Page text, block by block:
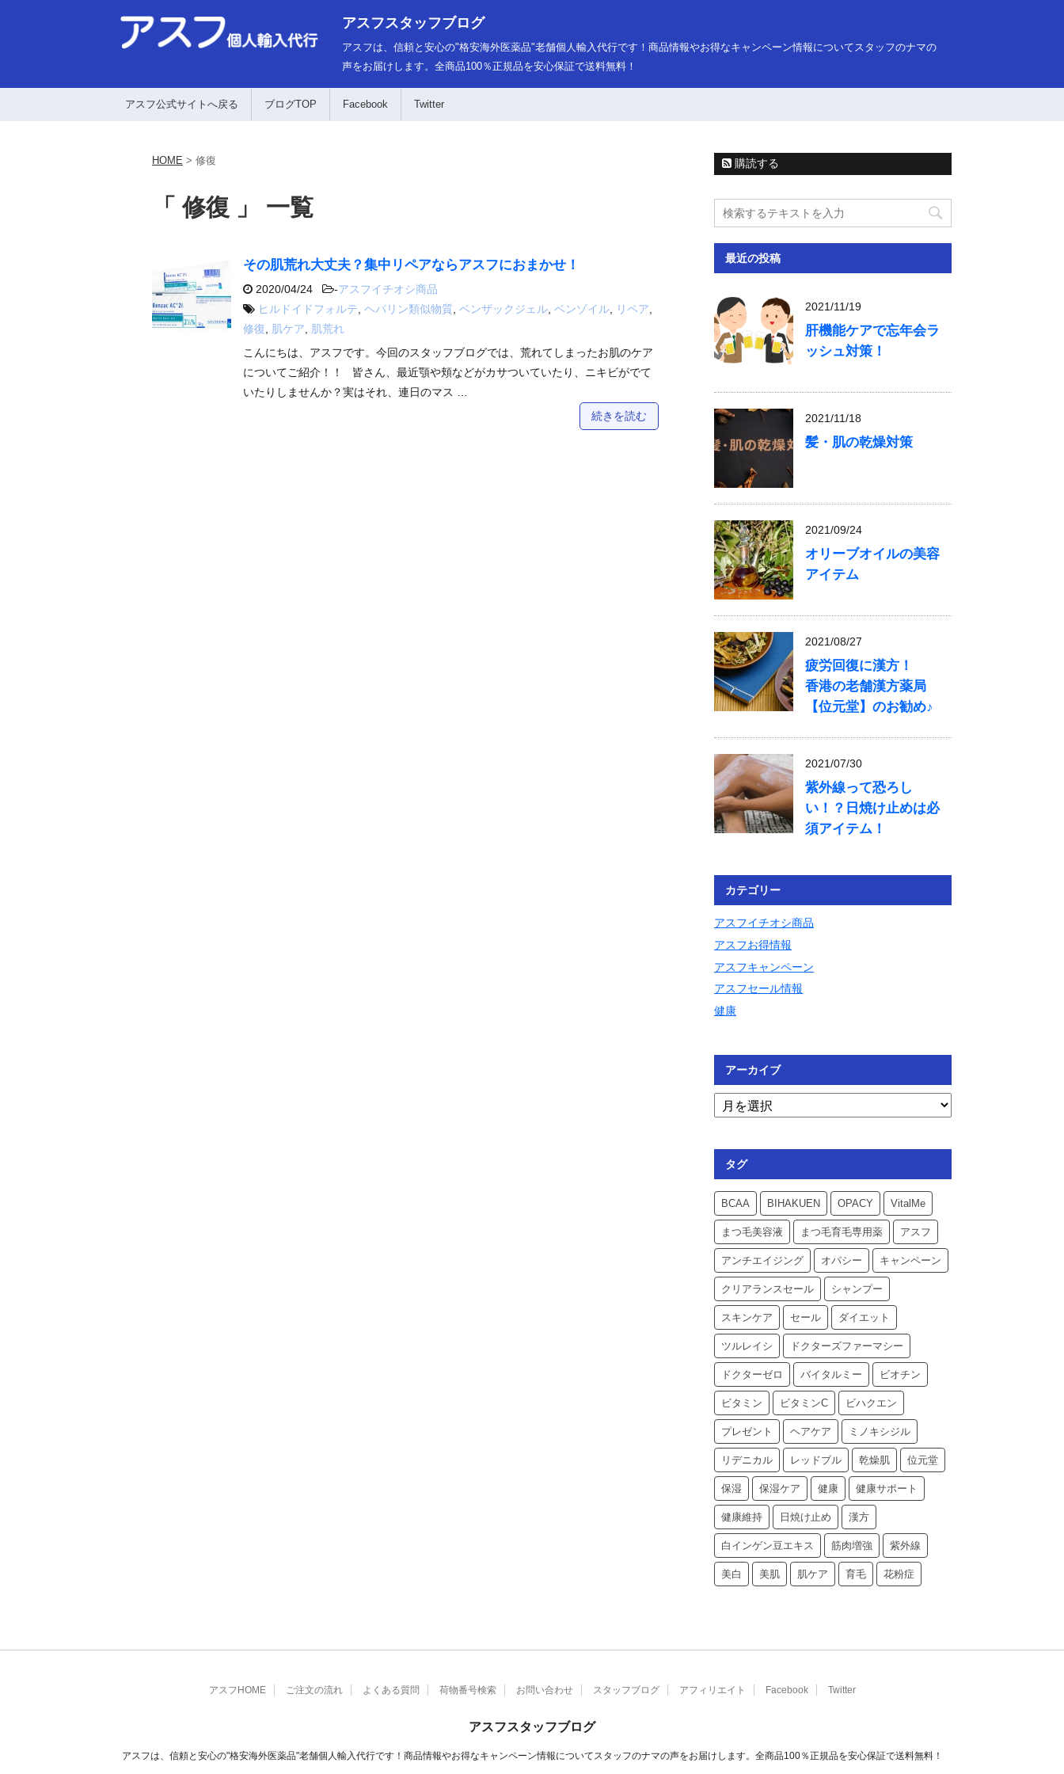
アスフスタッフブログ
アスフは、信頼と安心の"格安海外医薬品"老舗個人輸入代行です！商品情報やお得なキャンペーン情報についてスタッフのナマの
声をお届けします。全商品100％正規品を安心保証で送料無料！
アスフ公式サイトへ戻る ブログTOP Facebook Twitter
HOME > 修復
「 修復 」 一覧
その肌荒れ大丈夫？集中リペアならアスフにおまかせ！
2020/04/24 -アスフイチオシ商品
ヒルドイドフォルテ ヘパリン類似物質 ベンザックジェル ベンゾイル リペア
修復
肌ケア
肌荒れ
こんにちは、アスフです。今回のスタッフブログでは、荒れてしまったお肌のケア
についてご紹介！！ 皆さん、最近顎や頬などがカサついていたり、ニキビがでて
いたりしませんか？実はそれ、連日のマス …
続きを読む
購読する
最近の投稿
2021/11/19
肝機能ケアで忘年会ラ
ッシュ対策！
2021/11/18
髪・肌の乾燥対策
2021/09/24
オリーブオイルの美容
アイテム
2021/08/27
疲労回復に漢方！
香港の老舗漢方薬局
【位元堂】のお勧め♪
2021/07/30
紫外線って恐ろし
い！？日焼け止めは必
須アイテム！
カテゴリー
アスフイチオシ商品
アスフお得情報
アスフキャンペーン
アスフセール情報
健康
アーカイブ
タグ
BCAA BIHAKUEN OPACY VitalMe
まつ毛美容液 まつ毛育毛専用薬 アスフ
アンチエイジング オパシー キャンペーン
クリアランスセール シャンプー
スキンケア セール ダイエット
ツルレイシ ドクターズファーマシー
ドクターゼロ バイタルミー ビオチン
ビタミン ビタミンC ビハクエン
プレゼント ヘアケア ミノキシジル
リデニカル レッドブル 乾燥肌 位元堂
保湿 保湿ケア 健康 健康サポート
健康維持 日焼け止め 漢方
白インゲン豆エキス 筋肉増強 紫外線
美白 美肌 肌ケア 育毛 花粉症
アスフHOME ご注文の流れ よくある質問 荷物番号検索 お問い合わせ スタッフブログ アフィリエイト Facebook Twitter
アスフスタッフブログ
アスフは、信頼と安心の"格安海外医薬品"老舗個人輸入代行です！商品情報やお得なキャンペーン情報についてスタッフのナマの声をお届けします。全商品100％正規品を安心保証で送料無料！